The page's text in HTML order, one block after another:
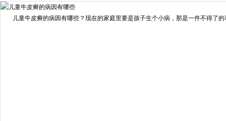
预约量
儿童牛皮癣的病因有哪些？现在的家庭里要是孩子生个小病，那是一件不得了的